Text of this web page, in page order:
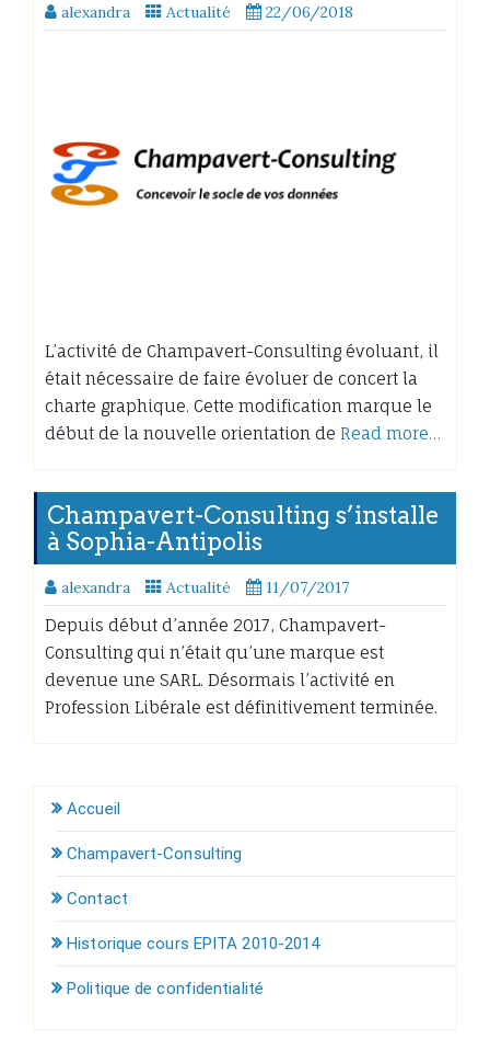
alexandra Actualité 22/06/2018
L’activité de Champavert-Consulting évoluant, il
était nécessaire de faire évoluer de concert la
charte graphique. Cette modification marque le
début de la nouvelle orientation de Read more…
Champavert-Consulting s’installe
à Sophia-Antipolis
alexandra Actualité 11/07/2017
Depuis début d’année 2017, Champavert-
Consulting qui n’était qu’une marque est
devenue une SARL. Désormais l’activité en
Profession Libérale est définitivement terminée.
Accueil
Champavert-Consulting
Contact
Historique cours EPITA 2010-2014
Politique de confidentialité